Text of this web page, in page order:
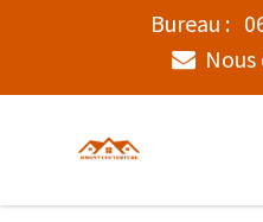
Bureau :